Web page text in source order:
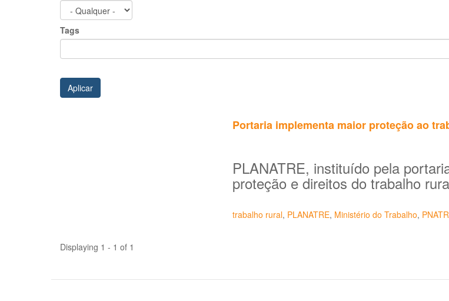
Tags
Aplicar
Portaria implementa maior proteção ao
PLANATRE, instituído pela
proteção e direitos do trabalho
trabalho rural, PLANATRE, Ministério do Trabalho,
Displaying 1 - 1 of 1